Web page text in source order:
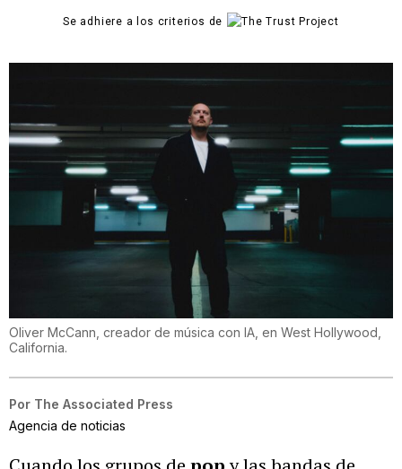
Se adhiere a los criterios de
Oliver McCann, creador de música con IA, en West Hollywood,
California.
Por The Associated Press
Agencia de noticias